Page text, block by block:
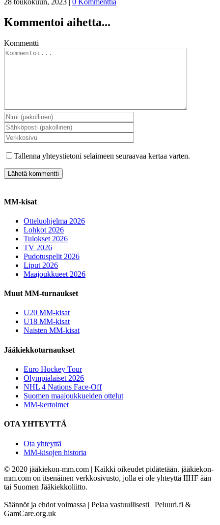
Kommentoi aihetta...
Kommentti
Tallenna yhteystietoni selaimeen seuraavaa kertaa varten.
MM-kisat
Otteluohjelma 2026
Lohkot 2026
Tulokset 2026
TV 2026
Pudotuspelit 2026
Liput 2026
Maajoukkueet 2026
Muut MM-turnaukset
U20 MM-kisat
U18 MM-kisat
Naisten MM-kisat
Jääkiekkoturnaukset
Euro Hockey Tour
Olympialaiset 2026
NHL 4 Nations Face-Off
Suomen maajoukkueiden ottelut
MM-kertoimet
OTA YHTEYTTÄ
Ota yhteyttä
MM-kisojen historia
© 2020 jääkiekon-mm.com | Kaikki oikeudet pidätetään. jääkiekon-
mm.com on itsenäinen verkkosivusto, jolla ei ole yhteyttä IIHF ään
tai Suomen Jääkiekkoliitto.
Säännöt ja ehdot voimassa | Pelaa vastuullisesti | Peluuri.fi &
GamCare.org.uk